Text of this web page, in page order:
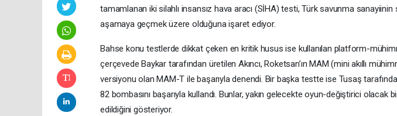
tamamlanan iki silahlı insansız hava aracı (SİHA) testi, Türk savunma
aşamaya geçmek üzere olduğuna işaret ediyor.
​​​​​​​Bahse konu testlerde dikkat çeken en kritik husus ise kullanılan platform-
çerçevede Baykar tarafından üretilen Akıncı, Roketsan’ın MAM (mini akıllı
versiyonu olan MAM-T ile başarıyla denendi. Bir başka testte ise Tusaş
82 bombasını başarıyla kullandı. Bunlar, yakın gelecekte oyun-değiştirici olacak
edildiğini gösteriyor.